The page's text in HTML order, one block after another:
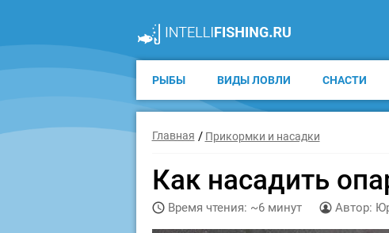
РЫБЫ ВИДЫ ЛОВЛИ СНАСТИ
Главная Прикормки и насадки
Как насадить
Время чтения: ~6 минут Автор: